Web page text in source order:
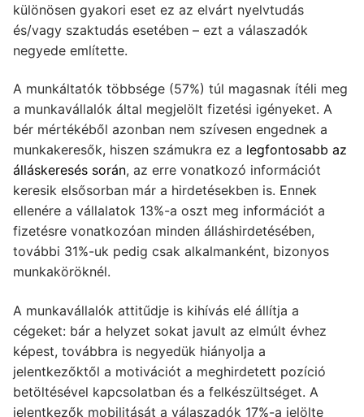
különösen gyakori eset ez az elvárt nyelvtudás
és/vagy szaktudás esetében – ezt a válaszadók
negyede említette.
A munkáltatók többsége (57%) túl magasnak ítéli meg
a munkavállalók által megjelölt fizetési igényeket. A
bér mértékéből azonban nem szívesen engednek a
munkakeresők, hiszen számukra ez a legfontosabb az
álláskeresés során, az erre vonatkozó információt
keresik elsősorban már a hirdetésekben is. Ennek
ellenére a vállalatok 13%-a oszt meg információt a
fizetésre vonatkozóan minden álláshirdetésében,
további 31%-uk pedig csak alkalmanként, bizonyos
munkaköröknél.
A munkavállalók attitűdje is kihívás elé állítja a
cégeket: bár a helyzet sokat javult az elmúlt évhez
képest, továbbra is negyedük hiányolja a
jelentkezőktől a motivációt a meghirdetett pozíció
betöltésével kapcsolatban és a felkészültséget. A
jelentkezők mobilitását a válaszadók 17%-a jelölte